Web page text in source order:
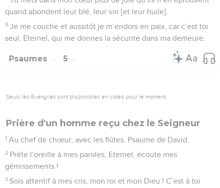
quand abondent leur blé, leur vin [et leur huile].
9 Je me couche et aussitôt je m’endors en paix, car c’est toi
seul, Eternel, qui me donnes la sécurité dans ma demeure.
Psaumes 5
Seuls les Évangiles sont disponibles en vidéo pour le moment.
Prière d'un homme reçu chez le Seigneur
1 Au chef de chœur, avec les flûtes. Psaume de David.
2 Prête l’oreille à mes paroles, Eternel, écoute mes
gémissements !
3 Sois attentif à mes cris, mon roi et mon Dieu ! C’est à toi